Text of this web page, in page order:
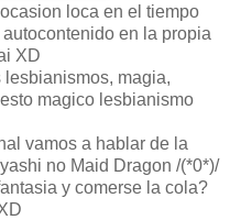
loca en el tiempo
en la propia
XD
lesbianismos, magia,
magico lesbianismo
vamos a hablar de la
no Maid Dragon /(*0*)/
y comerse la cola?